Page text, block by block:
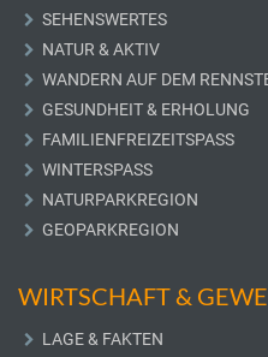
SEHENSWERTES
NATUR & AKTIV
WANDERN AUF DEM
GESUNDHEIT & ERHOLUNG
FAMILIENFREIZEITSPASS
WINTERSPASS
NATURPARKREGION
GEOPARKREGION
WIRTSCHAFT &
LAGE & FAKTEN